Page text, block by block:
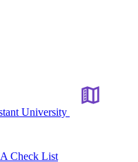
University
Check List